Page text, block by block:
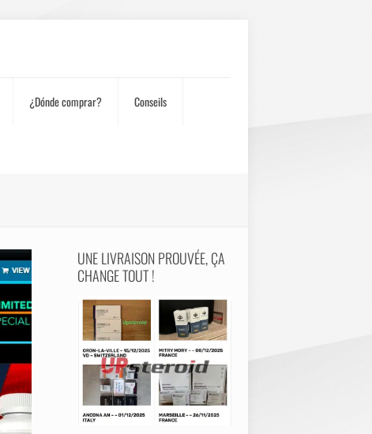
¿Dónde comprar? Conseils
UNE LIVRAISON PROUVÉE, ÇA
CHANGE TOUT !